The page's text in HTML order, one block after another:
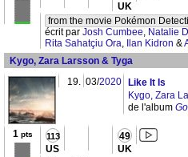
UK
from the movie Pokémon
écrit par Josh Cumbee, Natalie
Rita Sahatçiu Ora, Ilan Kidron &
Kygo, Zara Larsson & Tyga
19. 03/2020
Like It Is
Kygo, Zara
de l'album
1 pts
113
US
49
UK